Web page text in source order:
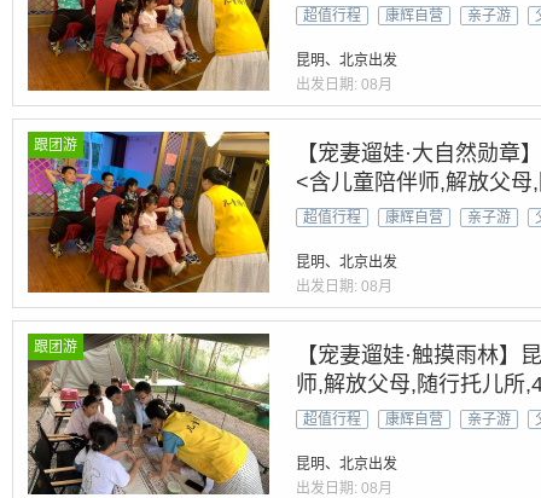
超值行程 康辉自营 亲子游
昆明、北京出发
出发日期: 08月
跟团游
【宠妻遛娃·大自然勋章
<含儿童陪伴师,解放父
超值行程 康辉自营 亲子游
昆明、北京出发
出发日期: 08月
跟团游
【宠妻遛娃·触摸雨林】
师,解放父母,随行托儿所
超值行程 康辉自营 亲子游
昆明、北京出发
出发日期: 08月